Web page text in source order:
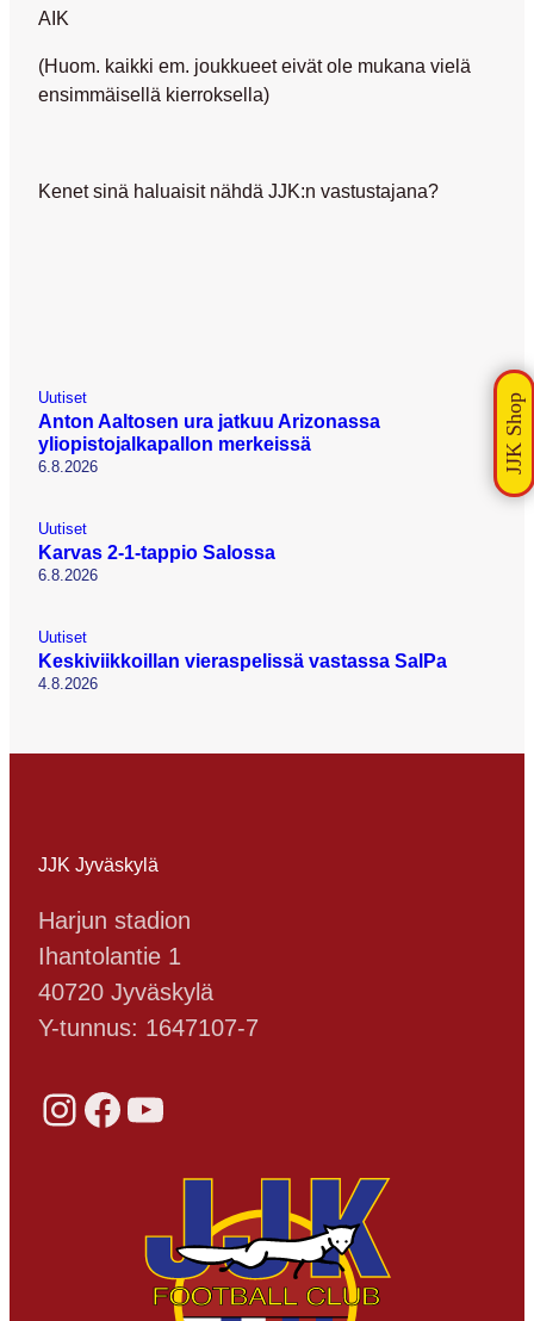
AIK
(Huom. kaikki em. joukkueet eivät ole mukana vielä
ensimmäisellä kierroksella)
Kenet sinä haluaisit nähdä JJK:n vastustajana?
Uutiset
Anton Aaltosen ura jatkuu Arizonassa
yliopistojalkapallon merkeissä
6.8.2026
Uutiset
Karvas 2-1-tappio Salossa
6.8.2026
Uutiset
Keskiviikkoillan vieraspelissä vastassa SalPa
4.8.2026
JJK Jyväskylä
Harjun stadion
Ihantolantie 1
40720 Jyväskylä
Y-tunnus: 1647107-7
Instagram Facebook YouTube